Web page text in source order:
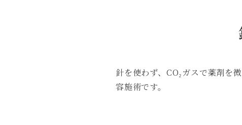
針を使わず、CO₂ガスで薬剤を
容施術です。